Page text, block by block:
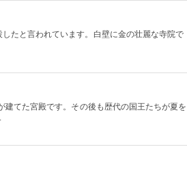
たと言われています。白壁に金の壮麗な寺院で
てた宮殿です。その後も歴代の国王たちが夏を